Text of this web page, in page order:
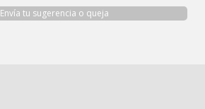
Envía tu sugerencia o queja